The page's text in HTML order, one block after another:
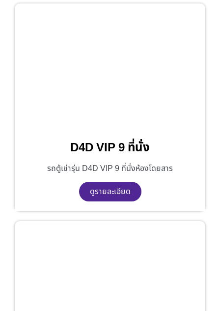
D4D VIP 9 ที่นั่ง
รถตู้เช่ารุ่น D4D VIP 9 ที่นั่งห้องโดยสาร
ดูรายละเอียด